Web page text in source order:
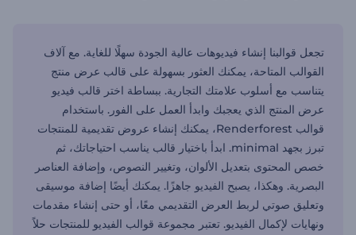
تجعل قوالبنا إنشاء فيديوهات عالية الجودة سهلًا للغاية. مع آلاف
القوالب المتاحة، يمكنك العثور بسهولة على قالب عرض منتج
يتناسب مع أسلوب علامتك التجارية. ببساطة اختر قالب فيديو
عرض المنتج الذي يعجبك وابدأ العمل على الفور. باستخدام
قوالب Renderforest، يمكنك إنشاء عروض تقديمية للمنتجات
تبرز بجهد minimal. ابدأ باختيار قالب يناسب احتياجاتك، ثم
خصص المحتوى بتعديل الألوان، وتغيير النصوص، وإضافة العناصر
البصرية. وهكذا، يصبح الفيديو جاهزًا. يمكنك أيضًا إضافة موسيقى
وتعليق صوتي لربط العرض التقديمي معًا، أو حتى إنشاء مقدمات
ونهايات لإكمال الفيديو. تعتبر مجموعة قوالب الفيديو للمنتجات حلاً